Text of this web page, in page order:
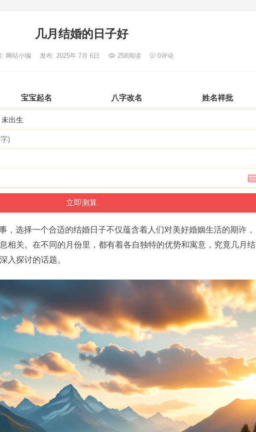
几月结婚的日子好
: 网站小编 发布: 2025年 7月 6日 258阅读 0评论
宝宝起名 八字改名 姓名祥批
未出生
，选择一个合适的结婚日子不仅蕴含着人们对美好婚姻生活的期许，
相关。在不同的月份里，都有着各自独特的优势和寓意，究竟几月结
入探讨的话题。